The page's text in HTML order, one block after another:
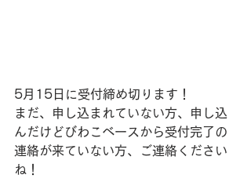
5月15日に受付締め切ります！
まだ、申し込まれていない方、申し込
んだけどびわこベースから受付完了の
連絡が来ていない方、ご連絡ください
ね！